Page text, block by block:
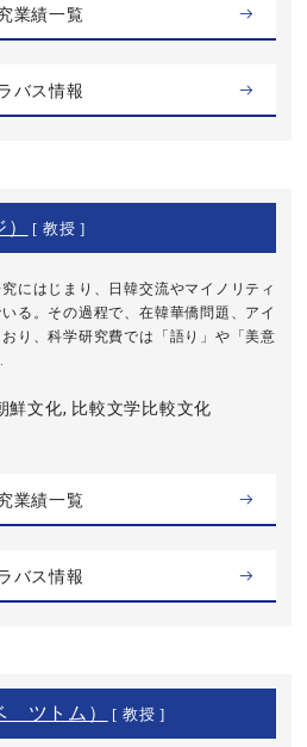
業績一覧
バス情報
[ 教授 ]
にはじまり、日韓交流やマイノリティ
る。その過程で、在韓華僑問題、アイ
り、科学研究費では「語り」や「美意
鮮文化, 比較文学比較文化
業績一覧
バス情報
ツトム） [ 教授 ]